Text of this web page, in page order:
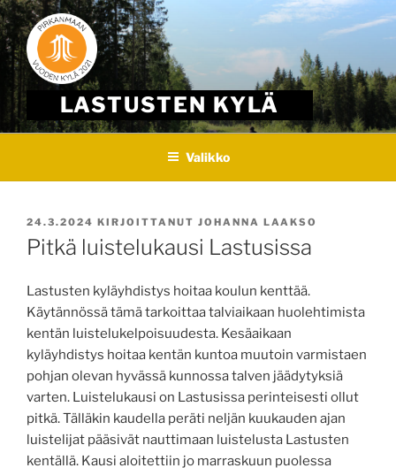
Skip
to
content
LASTUSTEN KYLÄ
Valikko
JULKAISTU
24.3.2024 KIRJOITTANUT JOHANNA LAAKSO
Pitkä luistelukausi Lastusissa
Lastusten kyläyhdistys hoitaa koulun kenttää.
Käytännössä tämä tarkoittaa talviaikaan huolehtimista
kentän luistelukelpoisuudesta. Kesäaikaan
kyläyhdistys hoitaa kentän kuntoa muutoin varmistaen
pohjan olevan hyvässä kunnossa talven jäädytyksiä
varten. Luistelukausi on Lastusissa perinteisesti ollut
pitkä. Tälläkin kaudella peräti neljän kuukauden ajan
luistelijat pääsivät nauttimaan luistelusta Lastusten
kentällä. Kausi aloitettiin jo marraskuun puolessa